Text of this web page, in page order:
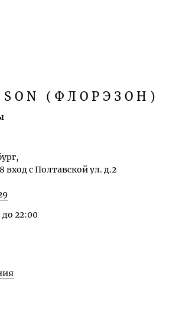
(ФЛОРЭЗОН)
вход с Полтавской ул. д.2
до 22:00